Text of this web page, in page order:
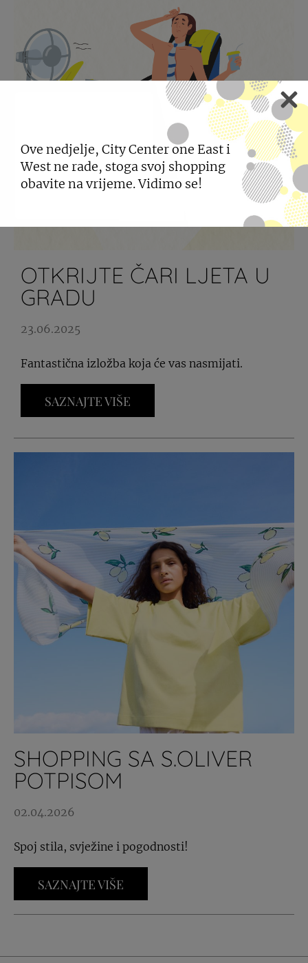
OTKRIJTE ČARI LJETA U
GRADU
23.06.2025
Fantastična izložba koja će vas nasmijati.
SAZNAJTE VIŠE
SHOPPING SA S.OLIVER
POTPISOM
02.04.2026
Spoj stila, svježine i pogodnosti!
SAZNAJTE VIŠE
Ove nedjelje, City Center one East i
West ne rade, stoga svoj shopping
obavite na vrijeme. Vidimo se!